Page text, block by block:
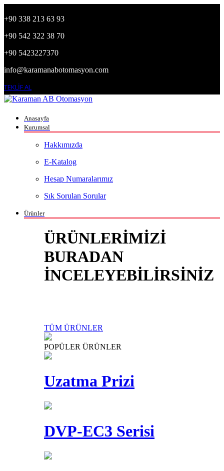
+90 338 213 63 93
+90 542 322 38 70
+90 5423227370
info@karamanabotomasyon.com
TEKLİF AL
Anasayfa
Kurumsal
Hakkımızda
E-Katalog
Hesap Numaralarımız
Sık Sorulan Sorular
Ürünler
ÜRÜNLERİMİZİ
BURADAN
İNCELEYEBİLİRSİNİZ
TÜM ÜRÜNLER
POPÜLER ÜRÜNLER
Uzatma Prizi
DVP-EC3 Serisi